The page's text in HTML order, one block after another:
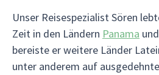
Unser Reisespezialist Sören
Zeit in den Ländern Panama und
bereiste er weitere Länder
unter anderem auf